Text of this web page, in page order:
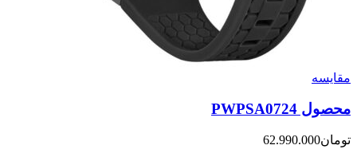
مقایسه
محصول PWPSA0724
تومان62.990.000